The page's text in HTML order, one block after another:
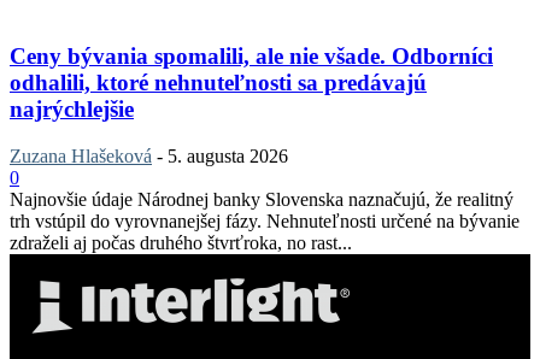
Ceny bývania spomalili, ale nie všade. Odborníci
odhalili, ktoré nehnuteľnosti sa predávajú
najrýchlejšie
Zuzana Hlašeková - 5. augusta 2026
0
Najnovšie údaje Národnej banky Slovenska naznačujú, že realitný
trh vstúpil do vyrovnanejšej fázy. Nehnuteľnosti určené na bývanie
zdraželi aj počas druhého štvrťroka, no rast...